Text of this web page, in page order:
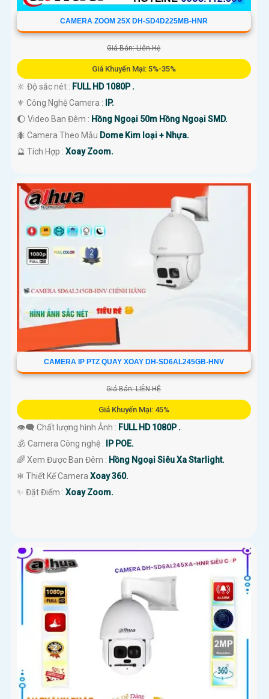
CAMERA ZOOM 25X DH-SD4D225MB-HNR
Giá Bán: Liên Hệ
Giá Khuyến Mại: 5%-35%
🔆 Độ sắc nét : FULL HD 1080P .
⚜️ Công Nghệ Camera : IP.
🌔 Video Ban Đêm : Hồng Ngoại 50m Hồng Ngoại SMD.
🐜 Camera Theo Mẫu Dome Kim loại + Nhựa.
️🔮 Tích Hợp : Xoay Zoom.
CAMERA IP PTZ QUAY XOAY DH-SD6AL245GB-HNV
Giá Bán: LIÊN HỆ
Giá Khuyến Mại: 45%
👁️‍🗨 Chất lượng hình Ảnh : FULL HD 1080P .
🕉️ Camera Công nghệ :
IP POE.
🌈 Xem Được Ban Đêm : Hồng Ngoại Siêu Xa Starlight.
❄ Thiết Kế Camera Xoay 360.
️✨ Đặt Điểm : Xoay Zoom.